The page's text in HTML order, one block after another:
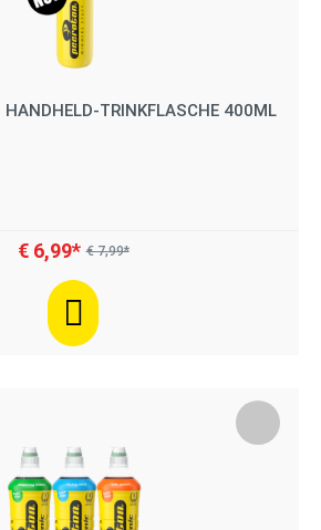
HANDHELD-TRINKFLASCHE 400ML
€ 6,99* € 7,99*